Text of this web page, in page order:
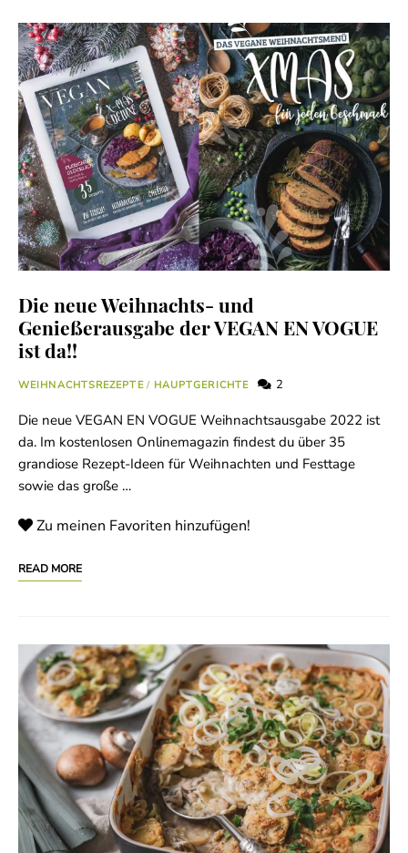
Die neue Weihnachts- und
Genießerausgabe der VEGAN EN VOGUE
ist da!!
WEIHNACHTSREZEPTE/ HAUPTGERICHTE 2
Die neue VEGAN EN VOGUE Weihnachtsausgabe 2022 ist
da. Im kostenlosen Onlinemagazin findest du über 35
grandiose Rezept-Ideen für Weihnachten und Festtage
sowie das große …
Zu meinen Favoriten hinzufügen!
READ MORE